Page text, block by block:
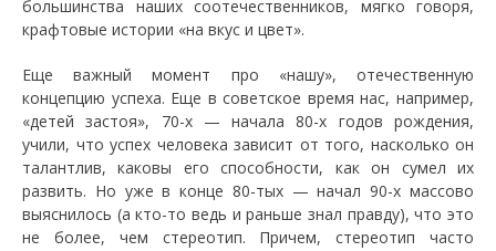
большинства наших соотечественников, мягко говоря,
крафтовые истории «на вкус и цвет».
Еще важный момент про «нашу», отечественную
концепцию успеха. Еще в советское время нас, например,
«детей застоя», 70-х — начала 80-х годов рождения,
учили, что успех человека зависит от того, насколько он
талантлив, каковы его способности, как он сумел их
развить. Но уже в конце 80-тых — начал 90-х массово
выяснилось (а кто-то ведь и раньше знал правду), что это
не более, чем стереотип. Причем, стереотип часто